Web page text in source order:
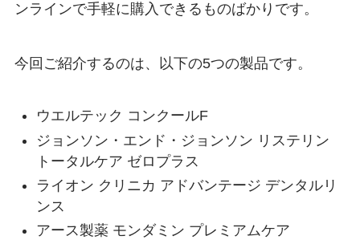
ンラインで手軽に購入できるものばかりです。
今回ご紹介するのは、以下の5つの製品です。
ウエルテック コンクールF
ジョンソン・エンド・ジョンソン リステリン
トータルケア ゼロプラス
ライオン クリニカ アドバンテージ デンタルリ
ンス
アース製薬 モンダミン プレミアムケア